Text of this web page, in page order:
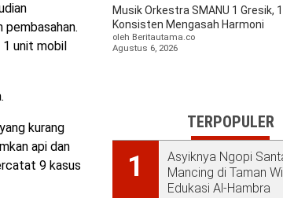
pembasahan.
unit mobil
kurang
api dan
9 kasus
Musik Orkestra SMANU 1 Gresik,
Konsisten Mengasah Harmoni
oleh Beritautama.co
Agustus 6, 2026
TERPOPULER
1
Asyiknya Ngopi
Mancing di Taman
Edukasi Al-Hambra